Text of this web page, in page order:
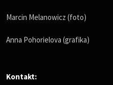
Marcin Melanowicz (foto)
Anna Pohorielova (grafika)
Kontakt: